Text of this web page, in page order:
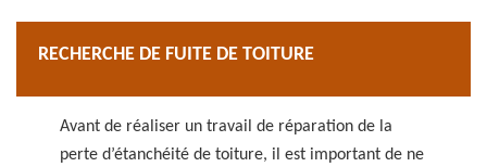
RECHERCHE DE FUITE DE TOITURE
Avant de réaliser un travail de réparation de la
perte d’étanchéité de toiture, il est important de ne